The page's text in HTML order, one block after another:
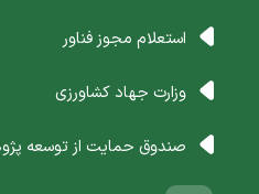
استعلام مجوز فناور
وزارت جهاد کشاورزی
صندوق حمایت از توسعه